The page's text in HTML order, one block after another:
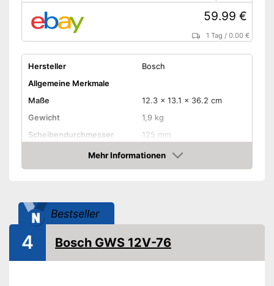
59.99 €
1 Tag /0.00 €
Hersteller
Bosch
Allgemeine Merkmale
Maße
12.3 x 13.1 x 36.2 cm
Gewicht
1,9 kg
Scheibendurchmesser
125 mm
Drehzahl Leerlauf
11.000 U/min
Akkuspannung
Schalldruckpegel
Ausstattung
Sanftanlauf
Zusatzhandgriff verstellbar
Mehr Informationen
Amazon
Bestseller
4 Bosch GWS 12V-76